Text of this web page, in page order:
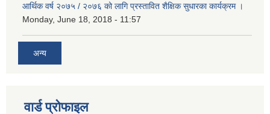
आर्थिक वर्ष २०७५ / २०७६ को लागि प्रस्तावित शैक्षिक सुधारका कार्यक्रम ।
Monday, June 18, 2018 - 11:57
अन्य
वार्ड प्रोफाइल